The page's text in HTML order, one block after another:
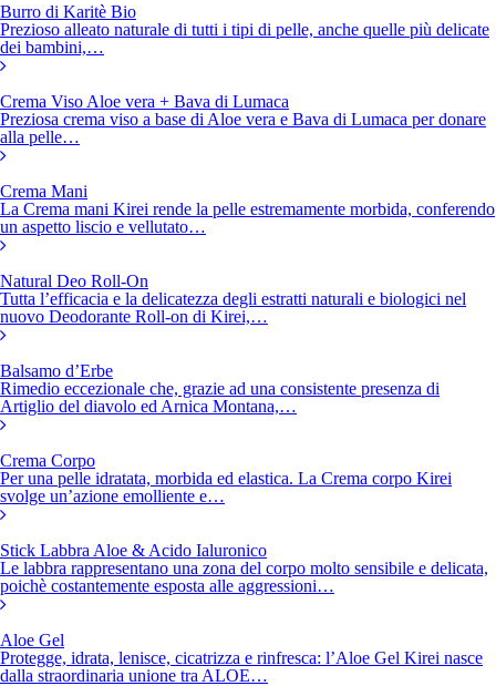
Burro di Karitè Bio
Prezioso alleato naturale di tutti i tipi di pelle, anche quelle più delicate
dei bambini,…
Crema Viso Aloe vera + Bava di Lumaca
Preziosa crema viso a base di Aloe vera e Bava di Lumaca per donare
alla pelle…
Crema Mani
La Crema mani Kirei rende la pelle estremamente morbida, conferendo
un aspetto liscio e vellutato…
Natural Deo Roll-On
Tutta l’efficacia e la delicatezza degli estratti naturali e biologici nel
nuovo Deodorante Roll-on di Kirei,…
Balsamo d’Erbe
Rimedio eccezionale che, grazie ad una consistente presenza di
Artiglio del diavolo ed Arnica Montana,…
Crema Corpo
Per una pelle idratata, morbida ed elastica. La Crema corpo Kirei
svolge un’azione emolliente e…
Stick Labbra Aloe & Acido Ialuronico
Le labbra rappresentano una zona del corpo molto sensibile e delicata,
poichè costantemente esposta alle aggressioni…
Aloe Gel
Protegge, idrata, lenisce, cicatrizza e rinfresca: l’Aloe Gel Kirei nasce
dalla straordinaria unione tra ALOE…